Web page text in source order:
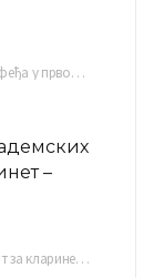
Тема: Улога клавирске пратње у настави солфеђа у првом циклусу основне музичке школе Ментор…
–
Програм: Волфганг Амадеус Моцарт: Концерт за кларинет и оркестар, А-дур Ментор Милош Мијатовић, редовни…